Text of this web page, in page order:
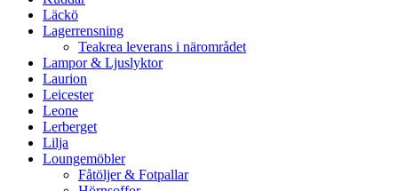
Läckö
Lagerrensning
Teakrea leverans i närområdet
Lampor & Ljuslyktor
Laurion
Leicester
Leone
Lerberget
Lilja
Loungemöbler
Fåtöljer & Fotpallar